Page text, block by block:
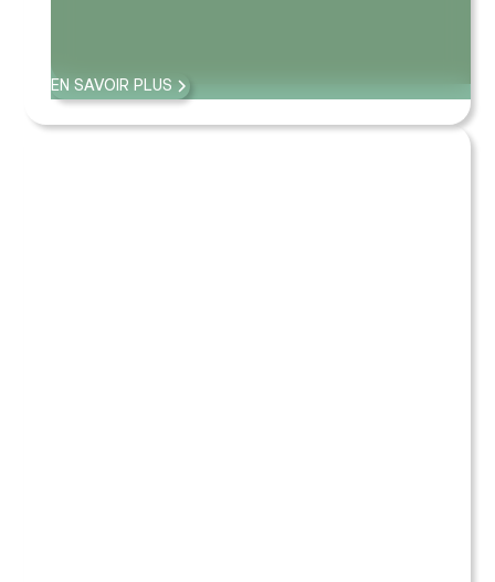
EN SAVOIR PLUS